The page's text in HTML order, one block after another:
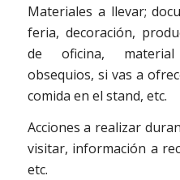
Materiales a llevar;
feria, decoración,
de oficina,
obsequios, si vas a
comida en el stand, etc.
Acciones a realizar
visitar, información a
etc.